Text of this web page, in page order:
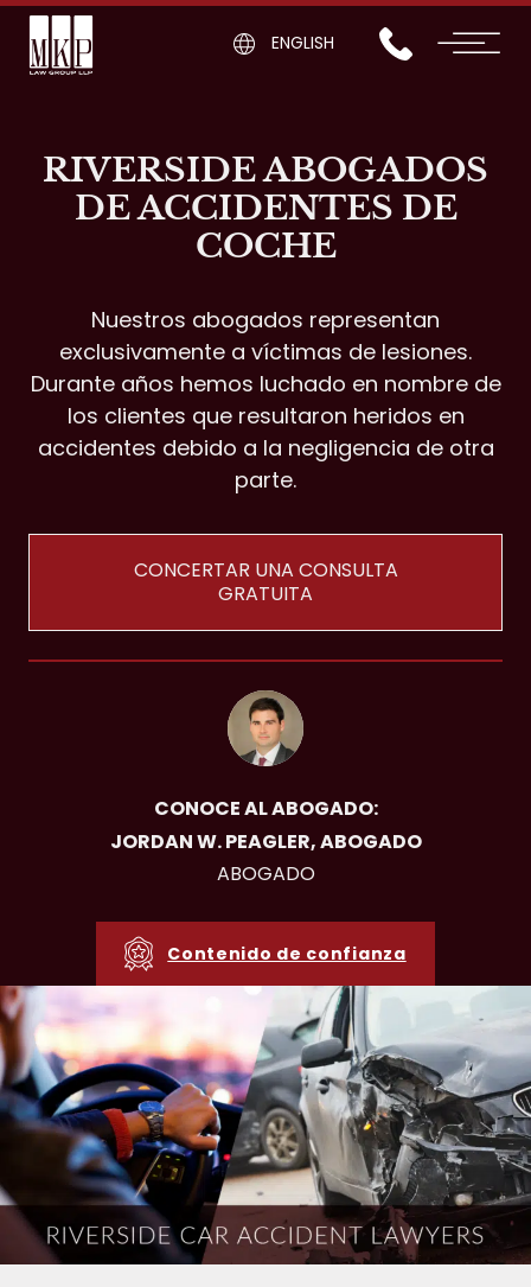
ENGLISH
RIVERSIDE ABOGADOS
DE ACCIDENTES DE
COCHE
Nuestros abogados representan
exclusivamente a víctimas de lesiones.
Durante años hemos luchado en nombre de
los clientes que resultaron heridos en
accidentes debido a la negligencia de otra
parte.
CONCERTAR UNA CONSULTA
GRATUITA
Contenido de confianza
CONOCE AL ABOGADO:
JORDAN W. PEAGLER, ABOGADO
ABOGADO